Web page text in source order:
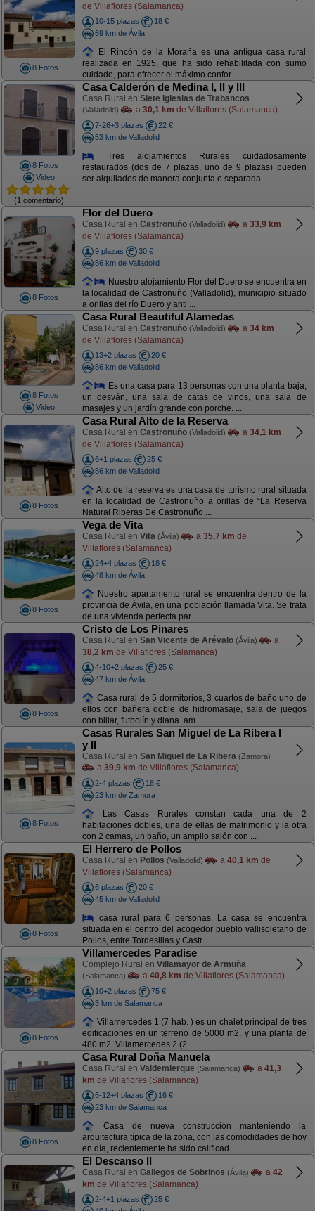
8 Fotos
de Villaflores (Salamanca)
10-15 plazas
18 €
69 km de Ávila
El Rincón de la Moraña es una antígua casa rural
realizada en 1925, que ha sido rehabilitada con sumo
cuidado, para ofrecer el máximo confor ...
8 Fotos
Video
(1 comentario)
Casa Calderón de Medina I, II y III
Casa Rural en Siete Iglesias de Trabancos
(Valladolid) a 30,1 km de Villaflores (Salamanca)
7-26+3 plazas
22 €
53 km de Valladolid
Tres alojamientos Rurales cuidadosamente
restaurados (dos de 7 plazas, uno de 9 plazas) pueden
ser alquilados de manera conjunta o separada ...
8 Fotos
Flor del Duero
Casa Rural en Castronuño (Valladolid) a 33,9 km
de Villaflores (Salamanca)
9 plazas
30 €
56 km de Valladolid
Nuestro alojamiento Flor del Duero se encuentra en
la localidad de Castronuño (Valladolid), municipio situado
a orillas del río Duero y anti ...
8 Fotos
Video
Casa Rural Beautiful Alamedas
Casa Rural en Castronuño (Valladolid) a 34 km
de Villaflores (Salamanca)
13+2 plazas
20 €
56 km de Valladolid
Es una casa para 13 personas con una planta baja,
un desván, una sala de catas de vinos, una sala de
masajes y un jardín grande con porche. ...
8 Fotos
Casa Rural Alto de la Reserva
Casa Rural en Castronuño (Valladolid) a 34,1 km
de Villaflores (Salamanca)
6+1 plazas
25 €
56 km de Valladolid
Alto de la reserva es una casa de turismo rural situada
en la localidad de Castronuño a orillas de “La Reserva
Natural Riberas De Castronuño ...
8 Fotos
Vega de Vita
Casa Rural en Vita (Ávila) a 35,7 km de
Villaflores (Salamanca)
24+4 plazas
18 €
48 km de Ávila
Nuestro apartamento rural se encuentra dentro de la
provincia de Ávila, en una población llamada Vita. Se trata
de una vivienda perfecta par ...
8 Fotos
Cristo de Los Pinares
Casa Rural en San Vicente de Arévalo (Ávila)
a
38,2 km de Villaflores (Salamanca)
4-10+2 plazas
25 €
47 km de Ávila
Casa rural de 5 dormitorios, 3 cuartos de baño uno de
ellos con bañera doble de hidromasaje, sala de juegos
con billar, futbolín y diana. am ...
8 Fotos
Casas Rurales San Miguel de La Ribera I
y II
Casa Rural en San Miguel de La Ribera (Zamora)
a 39,9 km de Villaflores (Salamanca)
2-4 plazas
18 €
23 km de Zamora
Las Casas Rurales constan cada una de 2
habitaciones dobles, una de ellas de matrimonio y la otra
con 2 camas, un baño, un amplio salón con ...
8 Fotos
El Herrero de Pollos
Casa Rural en Pollos (Valladolid) a 40,1 km de
Villaflores (Salamanca)
6 plazas
20 €
45 km de Valladolid
casa rural para 6 personas. La casa se encuentra
situada en el centro del acogedor pueblo vallisoletano de
Pollos, entre Tordesillas y Castr ...
8 Fotos
Villamercedes Paradise
Complejo Rural en Villamayor de Armuña
(Salamanca) a 40,8 km de Villaflores (Salamanca)
10+2 plazas
75 €
3 km de Salamanca
Villamercedes 1 (7 hab. ) es un chalet principal de tres
edificaciones en un terreno de 5000 m2. y una planta de
480 m2. Villamercedes 2 (2 ...
8 Fotos
Casa Rural Doña Manuela
Casa Rural en Valdemierque (Salamanca) a 41,3
km de Villaflores (Salamanca)
6-12+4 plazas
16 €
23 km de Salamanca
Casa de nueva construcción manteniendo la
arquitectura típica de la zona, con las comodidades de hoy
en día, recientemente ha sido calificad ...
El Descanso II
Casa Rural en Gallegos de Sobrinos (Ávila) a 42
km de Villaflores (Salamanca)
2-4+1 plazas
25 €